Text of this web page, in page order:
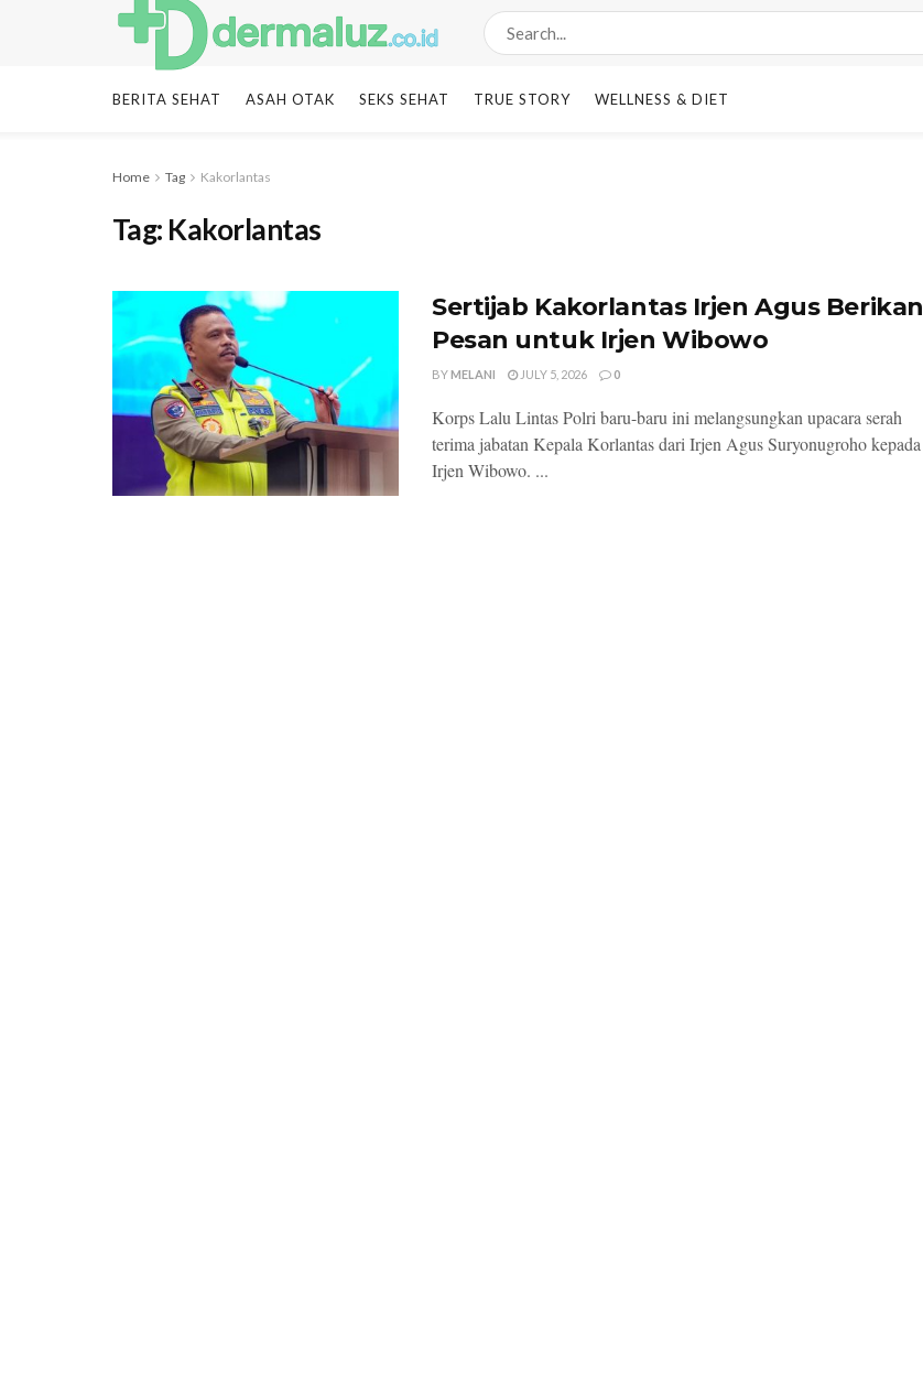
BERITA SEHAT ASAH OTAK SEKS SEHAT TRUE STORY WELLNESS & DIET
Home Tag Kakorlantas
Tag: Kakorlantas
Sertijab Kakorlantas Irjen Agus Berikan
Pesan untuk Irjen Wibowo
BYMELANI JULY 5, 2026 0
Korps Lalu Lintas Polri baru-baru ini melangsungkan upacara serah
terima jabatan Kepala Korlantas dari Irjen Agus Suryonugroho kepada
Irjen Wibowo. ...